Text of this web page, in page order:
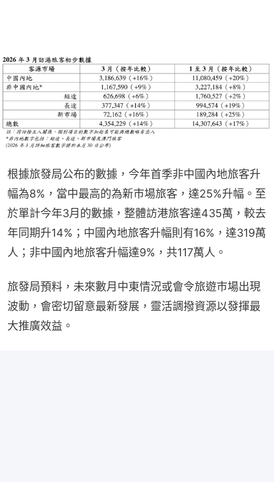
根據旅發局公布的數據，今年首季非中國內地旅客升
幅為8%，當中最高的為新市場旅客，達25%升幅。至
於單計今年3月的數據，整體訪港旅客達435萬，較去
年同期升14%；中國內地旅客升幅則有16%，達319萬
人；非中國內地旅客升幅達9%，共117萬人。
旅發局預料，未來數月中東情況或會令旅遊巿場出現
波動，會密切留意最新發展，靈活調撥資源以發揮最
大推廣效益。